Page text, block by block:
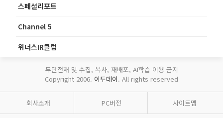
스페셜리포트
Channel 5
위너스IR클럽
무단전재 및 수집, 복사, 재배포, AI학습 이용 금지
Copyright 2006. 이투데이. All rights reserved
회사소개 PC버전 사이트맵